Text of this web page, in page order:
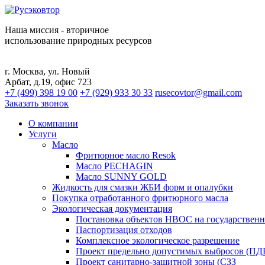
Наша миссия - вторичное
использование природных ресурсов
г. Москва, ул. Новый
Арбат, д.19, офис 723
+7 (499) 398 19 00 +7 (929) 933 30 33 rusecovtor@gmail.com
Заказать звонок
О компании
Услуги
Масло
Фритюрное масло Resok
Масло PECHAGIN
Масло SUNNY GOLD
Жидкость для смазки ЖБИ форм и опалубки
Покупка отработанного фритюрного масла
Экологическая документация
Постановка объектов НВОС на
Паспортизация отходов
Комплексное экологическое разрешение
Проект предельно допустимых выбросов
Проект санитарно-защитной зоны (СЗЗ